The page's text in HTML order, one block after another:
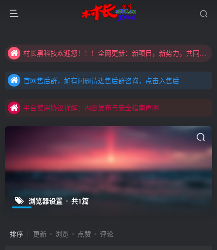
村长黑科技欢迎您！！！全网更新：新项目，新势力，共同发展
村长黑科技欢迎您！！！全网更新：新项目，新势力，共同发展
官网售后群，如有问题请进售后群咨询，点击入售后
平台使用协议详解：内容发布与安全指南声明
浏览器设置 共1篇
排序 更新 浏览 点赞 评论